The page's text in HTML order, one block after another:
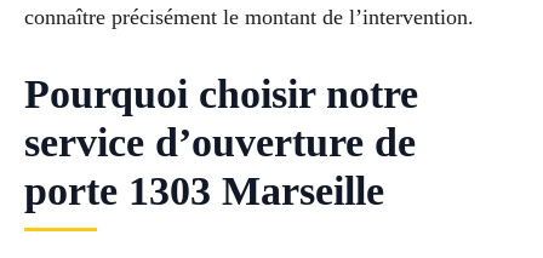
connaître précisément le montant de l’intervention.
Pourquoi choisir notre
service d’ouverture de
porte 1303 Marseille